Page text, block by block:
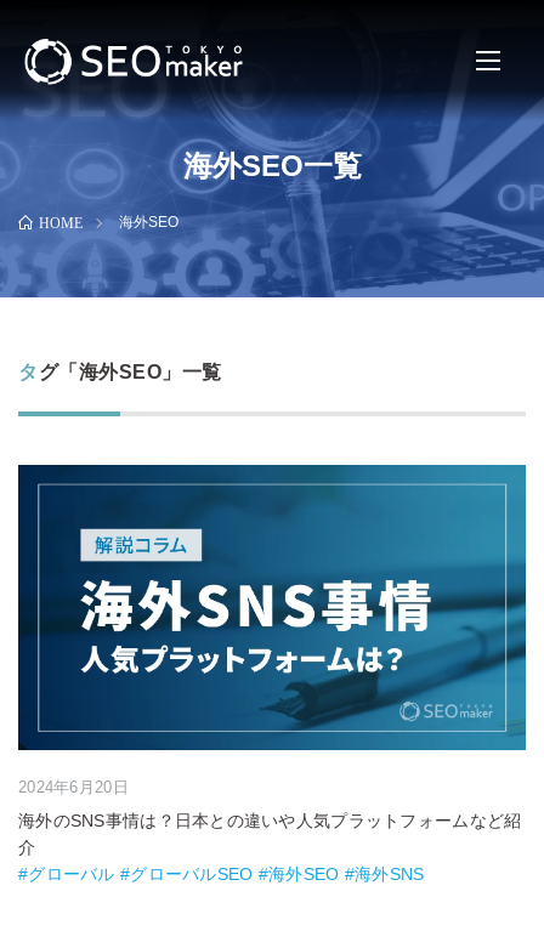
海外SEO一覧
HOME 海外SEO
タグ「海外SEO」一覧
2024年6月20日
海外のSNS事情は？日本との違いや人気プラットフォームなど紹
介
#グローバル #グローバルSEO #海外SEO #海外SNS